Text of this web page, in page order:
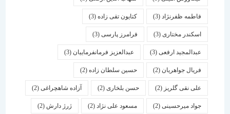
فاطمه ظفرنژاد(3) کتایون تقی زاده(3)
اسكندر مختاری (3) فرامرز پارسی(3)
عبدالمجید ارفعی(3) عبدالعزیز فرمانفرماییان(3)
فریال جواهریان(2) حسین سلطان زاده(2)
علی نقی گلریز(2) حسن بلخاری(2) آزاده شاهچراغی(2)
جواد میرحسینی(2) مسعود علی نژاد(2) ژرژ دارش (2)